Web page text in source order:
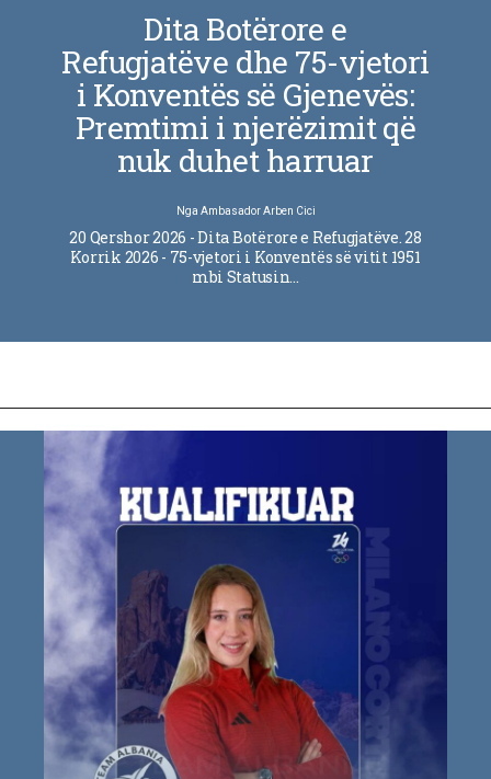
Dita Botërore e
Refugjatëve dhe 75-vjetori
i Konventës së Gjenevës:
Premtimi i njerëzimit që
nuk duhet harruar
Nga Ambasador Arben Cici
20 Qershor 2026 - Dita Botërore e Refugjatëve. 28
Korrik 2026 - 75-vjetori i Konventës së vitit 1951
mbi Statusin…